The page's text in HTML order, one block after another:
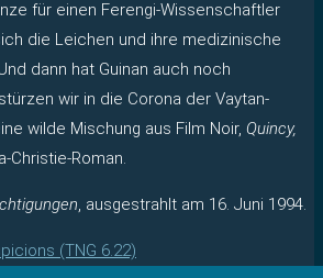
für einen Ferengi-Wissenschaftler
die Leichen und ihre medizinische
dann hat Guinan auch noch
wir in die Corona der Vaytan-
wilde Mischung aus Film Noir, Quincy,
Christie-Roman.
, ausgestrahlt am 16. Juni 1994.
(TNG 6.22)